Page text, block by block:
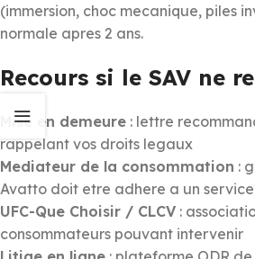
(immersion, choc mecanique, piles
normale apres 2 ans.
Recours si le SAV ne
Mise en demeure : lettre
rappelant vos droits legaux
Mediateur de la consommation :
Avatto doit etre adhere a un
UFC-Que Choisir / CLCV :
consommateurs pouvant intervenir